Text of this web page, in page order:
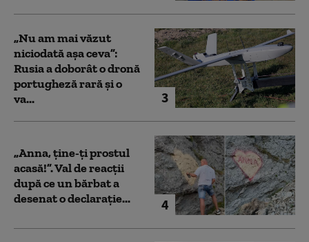
3
„Nu am mai văzut
niciodată așa ceva”:
Rusia a doborât o dronă
portugheză rară și o
va...
4
„Anna, ţine-ţi prostul
acasă!”. Val de reacții
după ce un bărbat a
desenat o declarație...